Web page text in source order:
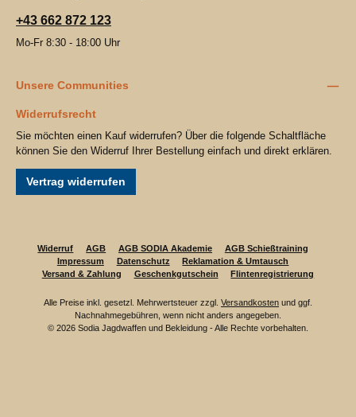
+43 662 872 123
Mo-Fr 8:30 - 18:00 Uhr
Unsere Communities
Widerrufsrecht
Sie möchten einen Kauf widerrufen? Über die folgende Schaltfläche
können Sie den Widerruf Ihrer Bestellung einfach und direkt erklären.
Vertrag widerrufen
Widerruf AGB AGB SODIA Akademie
AGB Schießtraining
Impressum
Datenschutz
Reklamation & Umtausch
Versand & Zahlung
Geschenkgutschein Flintenregistrierung
Alle Preise inkl. gesetzl. Mehrwertsteuer zzgl. Versandkosten und ggf.
Nachnahmegebühren, wenn nicht anders angegeben.
© 2026 Sodia Jagdwaffen und Bekleidung - Alle Rechte vorbehalten.